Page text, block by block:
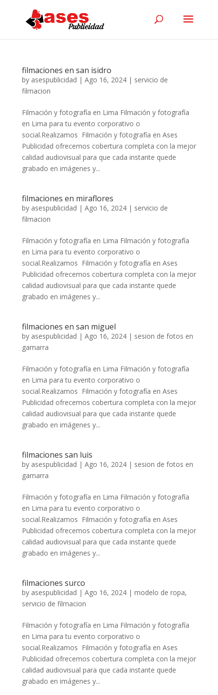
filmaciones en san isidro
by asespublicidad | Ago 16, 2024| servicio de
filmacion
Filmación y fotografía en Lima Filmación y fotografía
en Lima para tu evento corporativo o
social.Realizamos Filmación y fotografía en Ases
Publicidad ofrecemos cobertura completa con la mejor
calidad audiovisual para que cada instante quede
grabado en imágenes y...
filmaciones en miraflores
by asespublicidad | Ago 16, 2024| servicio de
filmacion
Filmación y fotografía en Lima Filmación y fotografía
en Lima para tu evento corporativo o
social.Realizamos Filmación y fotografía en Ases
Publicidad ofrecemos cobertura completa con la mejor
calidad audiovisual para que cada instante quede
grabado en imágenes y...
filmaciones en san miguel
by asespublicidad | Ago 16, 2024| sesion de fotos en
gamarra
Filmación y fotografía en Lima Filmación y fotografía
en Lima para tu evento corporativo o
social.Realizamos Filmación y fotografía en Ases
Publicidad ofrecemos cobertura completa con la mejor
calidad audiovisual para que cada instante quede
grabado en imágenes y...
filmaciones san luis
by asespublicidad | Ago 16, 2024| sesion de fotos en
gamarra
Filmación y fotografía en Lima Filmación y fotografía
en Lima para tu evento corporativo o
social.Realizamos Filmación y fotografía en Ases
Publicidad ofrecemos cobertura completa con la mejor
calidad audiovisual para que cada instante quede
grabado en imágenes y...
filmaciones surco
by asespublicidad | Ago 16, 2024| modelo de ropa,
servicio de filmacion
Filmación y fotografía en Lima Filmación y fotografía
en Lima para tu evento corporativo o
social.Realizamos Filmación y fotografía en Ases
Publicidad ofrecemos cobertura completa con la mejor
calidad audiovisual para que cada instante quede
grabado en imágenes y...